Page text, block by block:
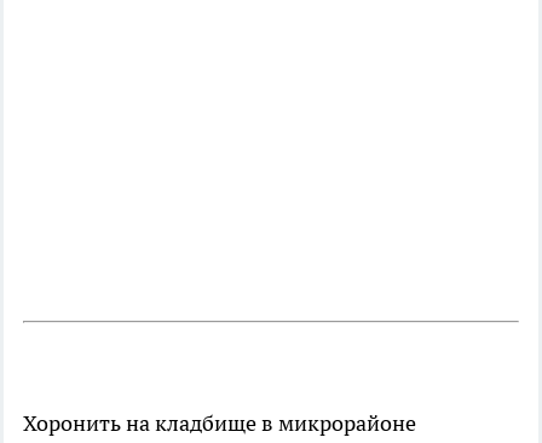
Хоронить на кладбище в микрорайоне